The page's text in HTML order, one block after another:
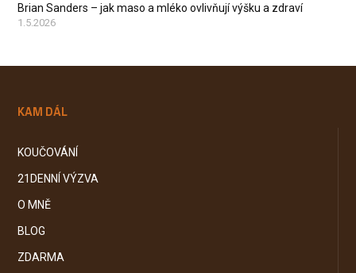
Brian Sanders – jak maso a mléko ovlivňují výšku a zdraví
1.5.2026
KAM DÁL
KOUČOVÁNÍ
21DENNÍ VÝZVA
O MNĚ
BLOG
ZDARMA